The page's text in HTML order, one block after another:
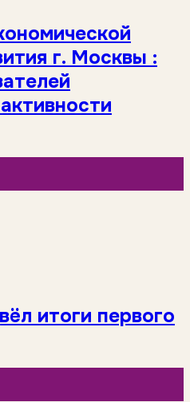
г. Москвы :
итоги первого